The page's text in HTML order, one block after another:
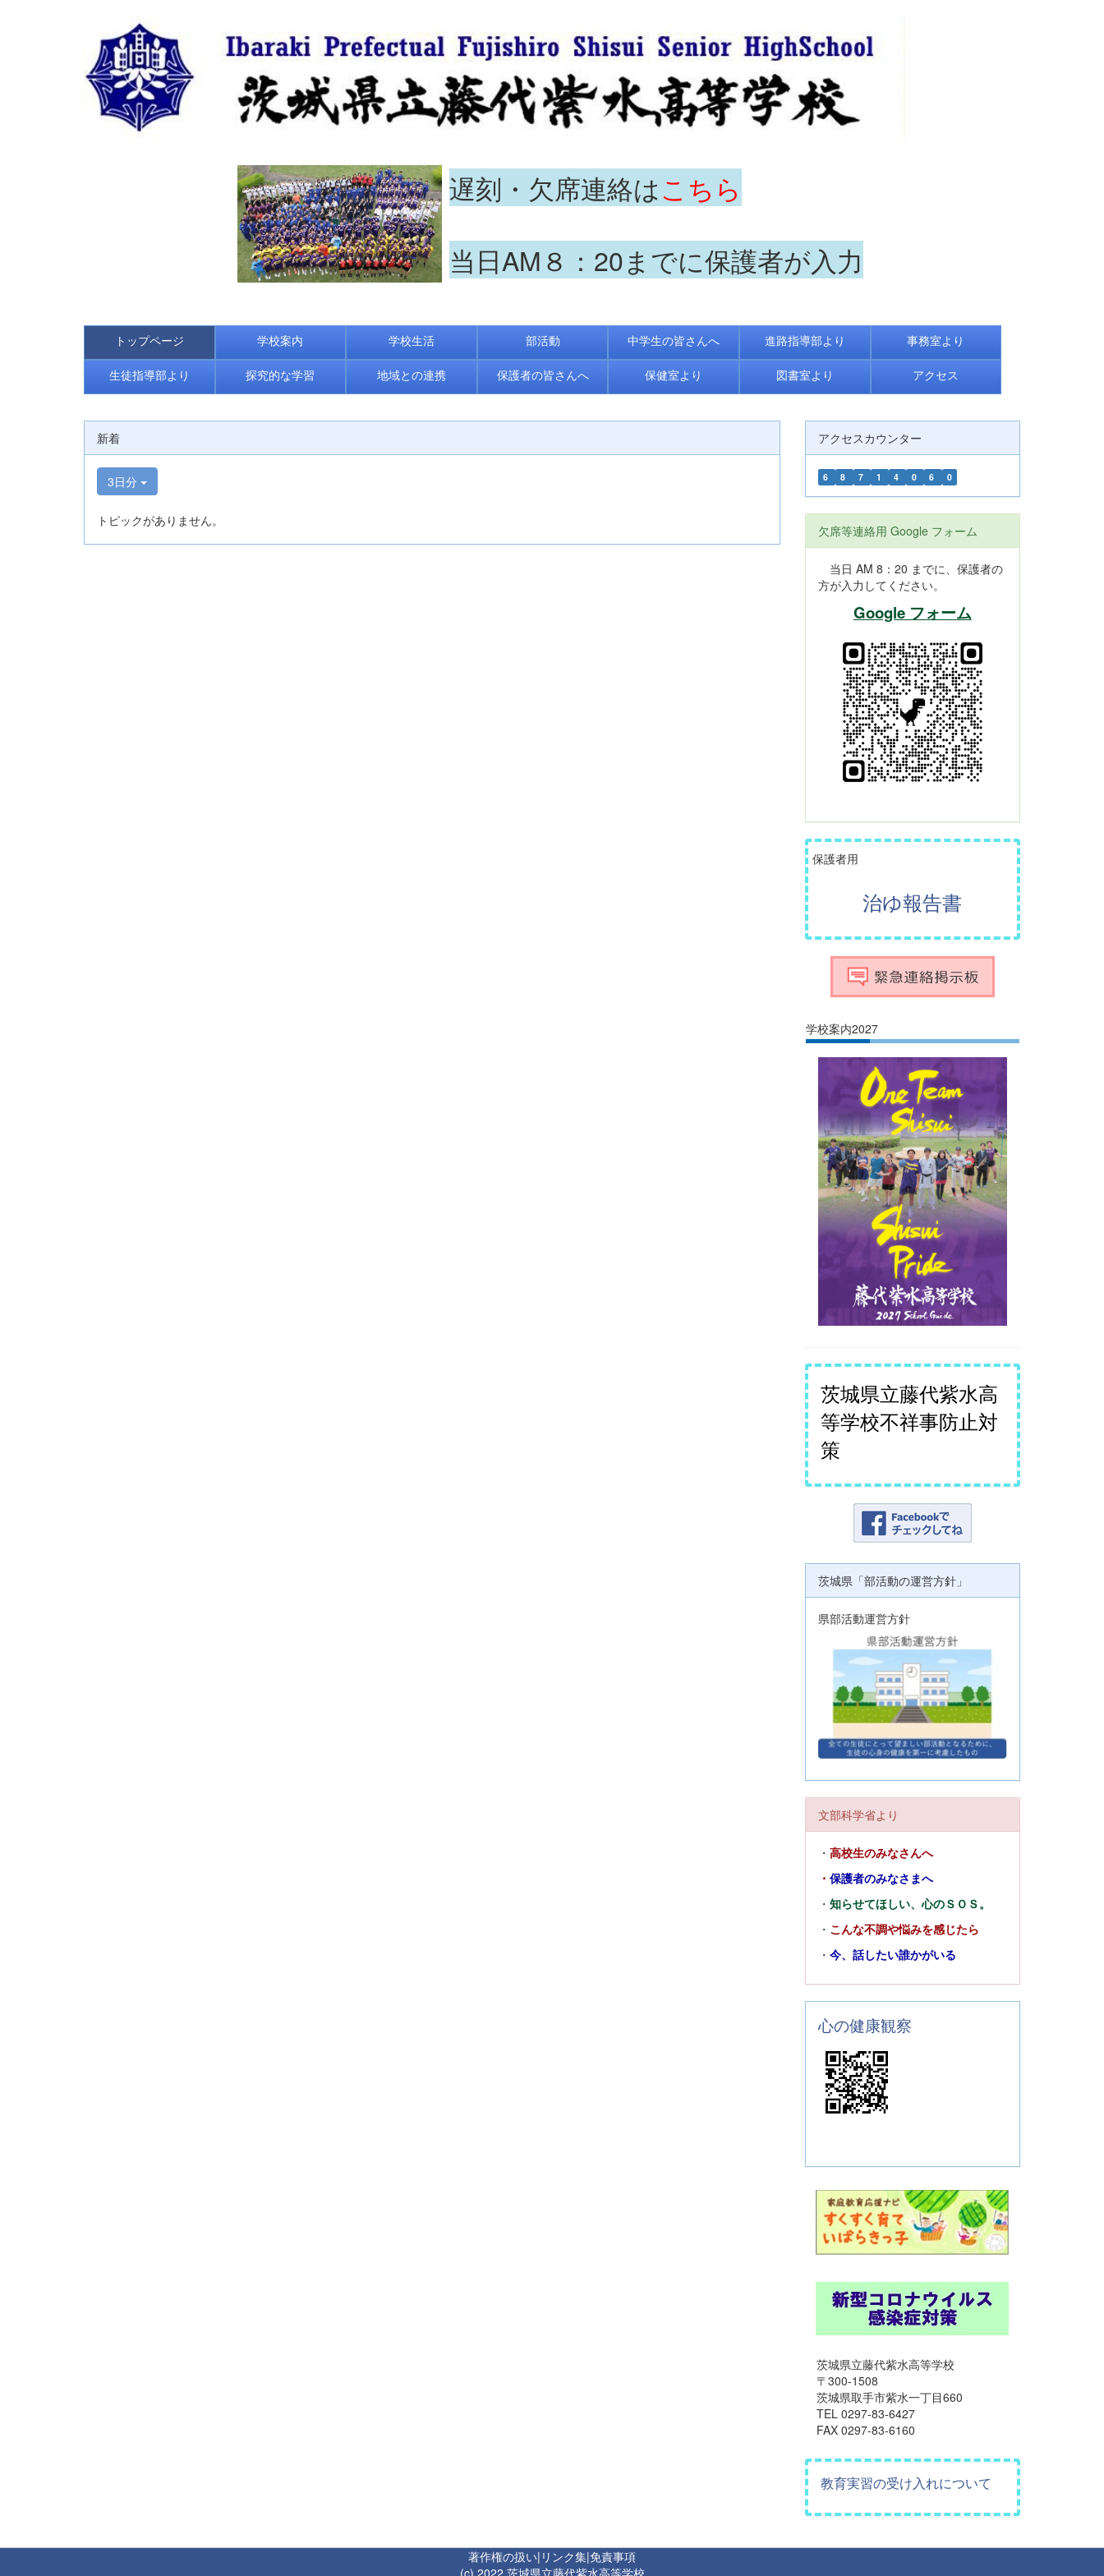
遅刻・欠席連絡はこちら
当日AM８：20までに保護者が入力
トップページ 学校案内 学校生活 部活動 中学生の皆さんへ 進路指導部より 事務室より
生徒指導部より 探究的な学習 地域との連携 保護者の皆さんへ 保健室より 図書室より アクセス
新着
3日分
トピックがありません。
アクセスカウンター
6 8 7 1 4 0 6 0
欠席等連絡用 Google フォーム
当日 AM 8：20 までに、保護者の
方が入力してください。
Google フォーム
保護者用
治ゆ報告書
学校案内2027
茨城県立藤代紫水高
等学校不祥事防止対
策
茨城県「部活動の運営方針」
県部活動運営方針
文部科学省より
・ 高校生のみなさんへ
・ 保護者のみなさまへ
・ 知らせてほしい、心のＳＯＳ。
・ こんな不調や悩みを感じたら
・ 今、話したい誰かがいる
心の健康観察
茨城県立藤代紫水高等学校
〒300-1508
茨城県取手市紫水一丁目660
TEL 0297-83-6427
FAX 0297-83-6160
教育実習の受け入れについて
著作権の扱い| リンク集|免責事項